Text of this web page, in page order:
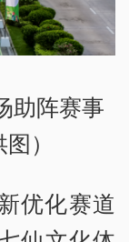
助阵赛事
）
优化赛道